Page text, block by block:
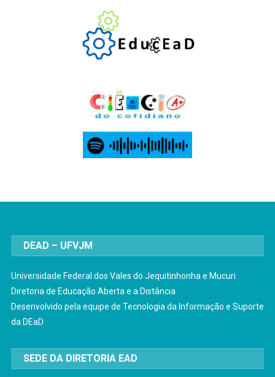
DEAD – UFVJM
Universidade Federal dos Vales do Jequitinhonha e Mucuri
Diretoria de Educação Aberta e a Distância
Desenvolvido pela equipe de Tecnologia da Informação e Suporte
da DEaD
SEDE DA DIRETORIA EAD